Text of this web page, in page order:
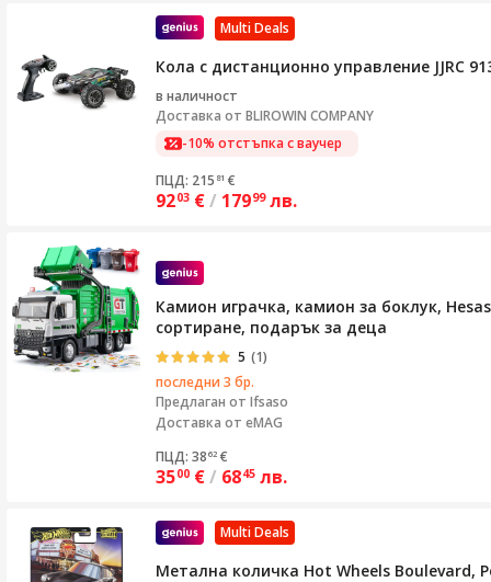
Multi Deals
Кола с дистанционно управление JJRC
в наличност
Доставка от BLIROWIN COMPANY
-10% отстъпка с ваучер
ПЦД: 215 81 €
9203 €/ 17999 лв.
Камион играчка, камион за боклук,
сортиране, подарък за деца
5 (1)
последни 3 бр.
Предлаган от Ifsaso
Доставка от eMAG
ПЦД: 38 62 €
3500 €/ 6845 лв.
Multi Deals
Метална количка Hot Wheels Boulevard,